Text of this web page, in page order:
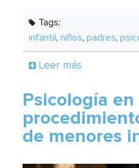
Tags:
infantil,niños,padres,
Leer más
Psicología en
de menores